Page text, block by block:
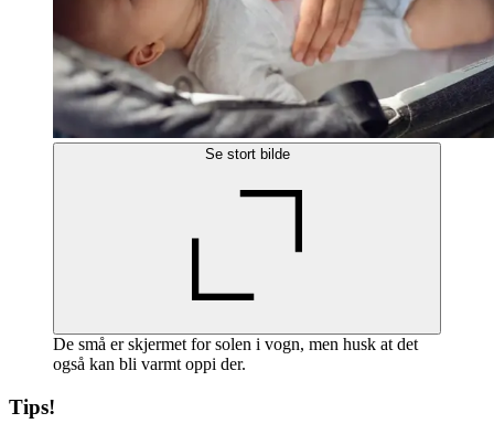
Se stort bilde
De små er skjermet for solen i vogn, men husk at det
også kan bli varmt oppi der.
Tips!